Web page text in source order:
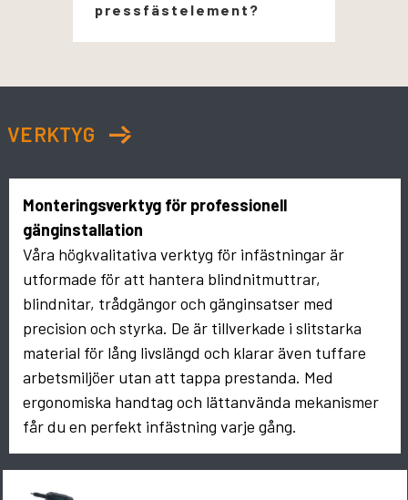
pressfästelement?
VERKTYG
Monteringsverktyg för professionell
gänginstallation
Våra högkvalitativa verktyg för infästningar är
utformade för att hantera blindnitmuttrar,
blindnitar, trådgängor och gänginsatser med
precision och styrka. De är tillverkade i slitstarka
material för lång livslängd och klarar även tuffare
arbetsmiljöer utan att tappa prestanda. Med
ergonomiska handtag och lättanvända mekanismer
får du en perfekt infästning varje gång.